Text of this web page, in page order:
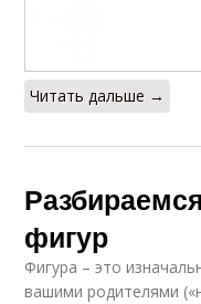
Читать дальше →
фигур
Фигура – это
вашими родителями